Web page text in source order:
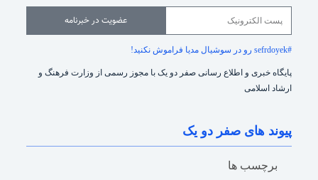
عضویت در خبرنامه
#sefrdoyek رو در سوشیال مدیا فراموش نکنید!
پایگاه خبری و اطلاع رسانی صفر دو یک با مجوز رسمی از وزارت فرهنگ و
ارشاد اسلامی
پیوند های صفر دو یک
برچسب ها